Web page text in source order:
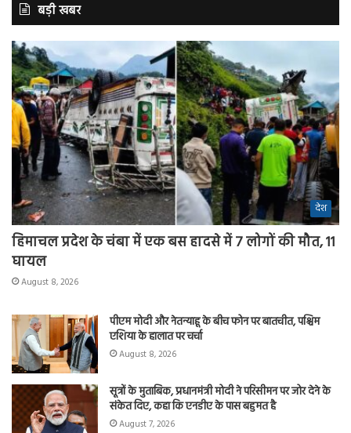
बड़ी खबर
देश
हिमाचल प्रदेश के चंबा में एक बस हादसे में 7 लोगों की मौत, 11
घायल
August 8, 2026
पीएम मोदी और नेतन्याहू के बीच फोन पर बातचीत, पश्चिम
एशिया के हालात पर चर्चा
August 8, 2026
सूत्रों के मुताबिक, प्रधानमंत्री मोदी ने परिसीमन पर जोर देने के
संकेत दिए, कहा कि एनडीए के पास बहुमत है
August 7, 2026